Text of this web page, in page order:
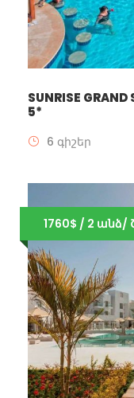
SUNRISE GRAND
5*
6 գիշեր
1760$ / 2 անձ/